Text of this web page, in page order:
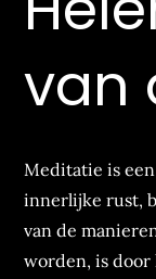
van
Meditatie is
innerlijke rust,
van de
worden, is